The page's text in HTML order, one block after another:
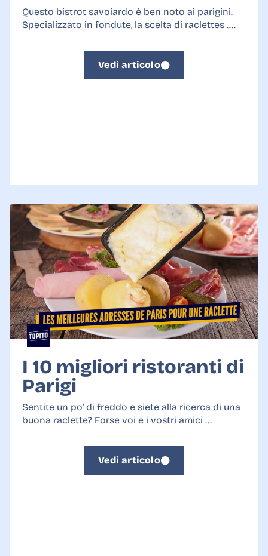
Questo bistrot savoiardo è ben noto ai parigini.
Specializzato in fondute, la scelta di raclettes ....
Vedi articolo
I 10 migliori ristoranti di
Parigi
Sentite un po' di freddo e siete alla ricerca di una
buona raclette? Forse voi e i vostri amici ...
Vedi articolo